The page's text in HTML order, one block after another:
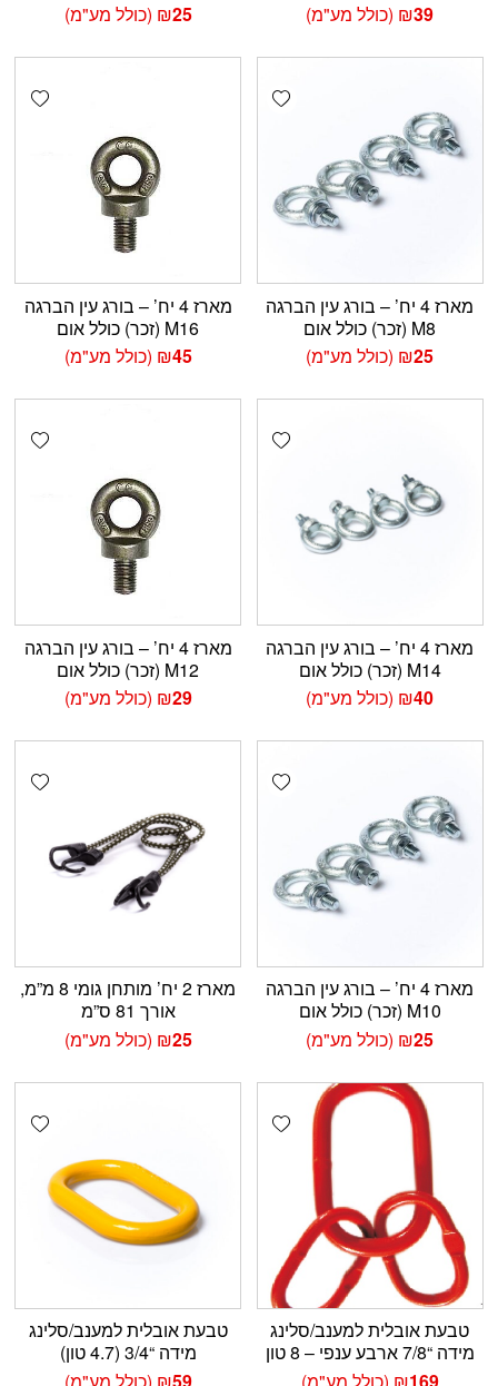
₪39 (כולל מע"מ)
₪25 (כולל מע"מ)
Add wishlist
מארז 4 יח’ – בורג עין הברגה
M8 (זכר) כולל אום
₪25 (כולל מע"מ)
מארז 4 יח’ – בורג עין הברגה
M16 (זכר) כולל אום
₪45 (כולל מע"מ)
Add wishlist
מארז 4 יח’ – בורג עין הברגה
M14 (זכר) כולל אום
₪40 (כולל מע"מ)
מארז 4 יח’ – בורג עין הברגה
M12 (זכר) כולל אום
₪29 (כולל מע"מ)
Add wishlist
מארז 4 יח’ – בורג עין הברגה
M10 (זכר) כולל אום
₪25 (כולל מע"מ)
מארז 2 יח’ מותחן גומי 8 מ”מ,
אורך 81 ס”מ
₪25 (כולל מע"מ)
Add wishlist
טבעת אובלית למענב/סלינג
מידה “7/8 ארבע ענפי – 8 טון
₪169 (כולל מע"מ)
טבעת אובלית למענב/סלינג
מידה “3/4 (4.7 טון)
₪59 (כולל מע"מ)